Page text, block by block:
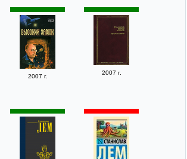
2007 г.
2007 г.